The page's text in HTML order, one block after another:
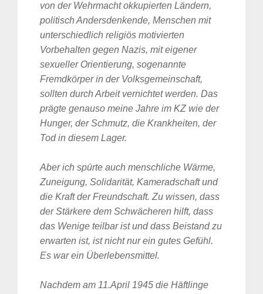
von der Wehrmacht okkupierten Ländern,
politisch Andersdenkende, Menschen mit
unterschiedlich religiös motivierten
Vorbehalten gegen Nazis, mit eigener
sexueller Orientierung, sogenannte
Fremdkörper in der Volksgemeinschaft,
sollten durch Arbeit vernichtet werden. Das
prägte genauso meine Jahre im KZ wie der
Hunger, der Schmutz, die Krankheiten, der
Tod in diesem Lager.
Aber ich spürte auch menschliche Wärme,
Zuneigung, Solidarität, Kameradschaft und
die Kraft der Freundschaft. Zu wissen, dass
der Stärkere dem Schwächeren hilft, dass
das Wenige teilbar ist und dass Beistand zu
erwarten ist, ist nicht nur ein gutes Gefühl.
Es war ein Überlebensmittel.
Nachdem am 11.April 1945 die Häftlinge